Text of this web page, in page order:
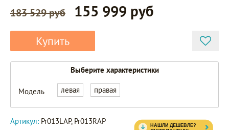
183 529 руб 155 999 руб
Купить
Выберите характеристики
Модель левая
правая
Pr013LAP
Pr013RAP
Артикул: Pr013LAP, Pr013RAP